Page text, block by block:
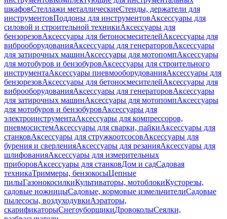
шкафовСтеллажи металлическиеСтенды, держатели для
инструментовПоддоны для инструментовАксессуары для
силовой и строительной техникиАксессуары для
бензорезовАксессуары для бетоносмесителейАксессуары для
виброоборудованияАксессуары для генераторовАксессуары
для затирочных машинАксессуары для мотопомпАксессуары
для мотобуров и бензобуровАксессуары для строительного
инструментаАксессуары пневмооборудованияАксессуары для
бензорезовАксессуары для бетоносмесителейАксессуары для
виброоборудованияАксессуары для генераторовАксессуары
для затирочных машинАксессуары для мотопомпАксессуары
для мотобуров и бензобуровАксессуары для
электроинструментаАксессуары для компрессоров,
пневмосистемАксессуары для сварки, пайкиАксессуары для
станковАксессуары для стружкоотсосовАксессуары для
бурения и сверленияАксессуары для резанияАксессуары для
шлифованияАксессуары для измерительных
приборовАксессуары для станковДом и садСадовая
техникаТриммеры, бензокосыЦепные
пилыГазонокосилкиКультиваторы, мотоблокиКусторезы,
садовые ножницыСадовые, кормовые измельчителиСадовые
пылесосы, воздуходувкиАэраторы,
скарификаторыСнегоуборщикиДровоколыСеялки,